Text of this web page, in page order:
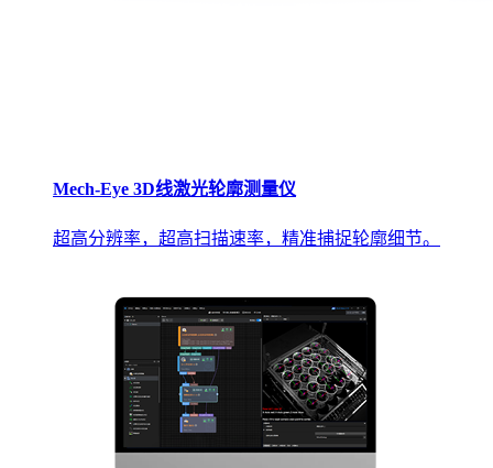
Mech-Eye 3D线激光轮廓测量仪
超高分辨率，超高扫描速率，精准捕捉轮廓细节。